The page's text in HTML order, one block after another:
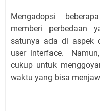
Mengadopsi
memberi perbedaan
satunya ada di aspek
user interface.
cukup untuk
waktu yang bisa